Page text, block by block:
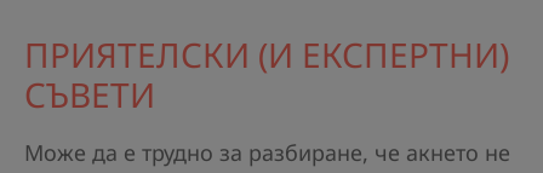
ПРИЯТЕЛСКИ (И ЕКСПЕРТНИ)
СЪВЕТИ
Може да е трудно за разбиране, че акнето не